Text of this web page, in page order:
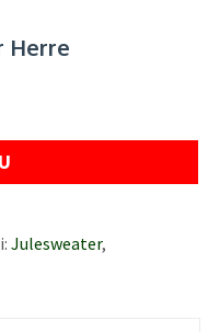
Herre
Julesweater,